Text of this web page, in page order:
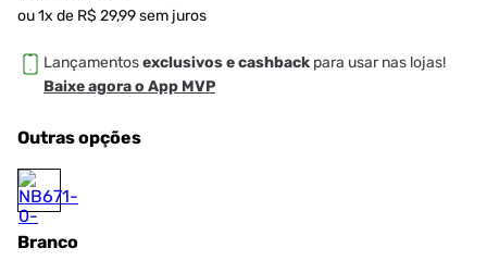
ou1x de R$ 29,99sem juros
Lançamentosexclusivos e cashback para usar nas lojas!
Baixe agora o App MVP
Outras opções
Branco